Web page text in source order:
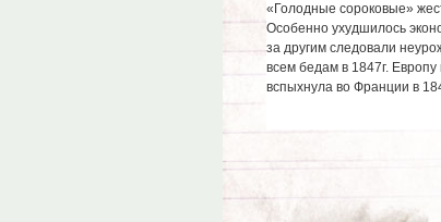
«Голодные сороковые»
Особенно ухудшилось
за другим следовали
всем бедам в 1847г.
вспыхнула во Франции в